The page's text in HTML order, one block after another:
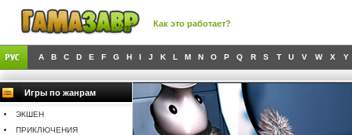
Как это работает?
A B C D E F G H I J K L M N O P Q R S T U V W X Y
Игры по жанрам
ЭКШЕН
ПРИКЛЮЧЕНИЯ